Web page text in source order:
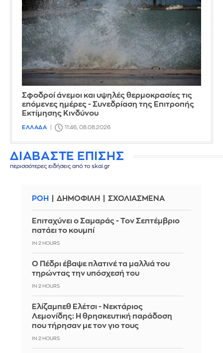
Σφοδροί άνεμοι και υψηλές θερμοκρασίες τις
επόμενες ημέρες - Συνεδρίαση της Επιτροπής
Εκτίμησης Κινδύνου
ΕΛΛΑΔΑ 11:46, 08.08.2026
ΔΙΑΒΑΣΤΕ ΕΠΙΣΗΣ
περισσότερες ειδήσεις από το skai.gr
ΡΟΗ ΔΗΜΟΦΙΛΗ ΣΧΟΛΙΑΣΜΕΝΑ
Επιταχύνει ο Σαμαράς - Τον Σεπτέμβριο
πατάει το κουμπί
IN 2 HOURS
Ο Πέδρι έβαψε πλατινέ τα μαλλιά του
τηρώντας την υπόσχεσή του
IN 2 HOURS
Ελίζαμπεθ Ελέτσι - Νεκτάριος
Λεμονίδης: Η θρησκευτική παράδοση
που τήρησαν με τον γιο τους
IN 2 HOURS